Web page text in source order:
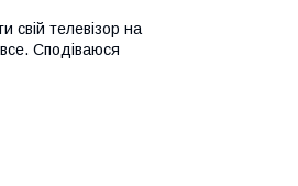
свій телевізор на
Сподіваюся